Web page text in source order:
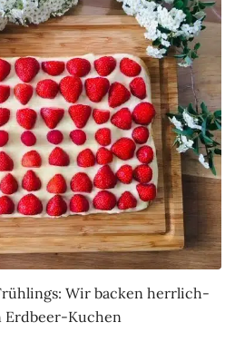
Wir backen herrlich-
Erdbeer-Kuchen